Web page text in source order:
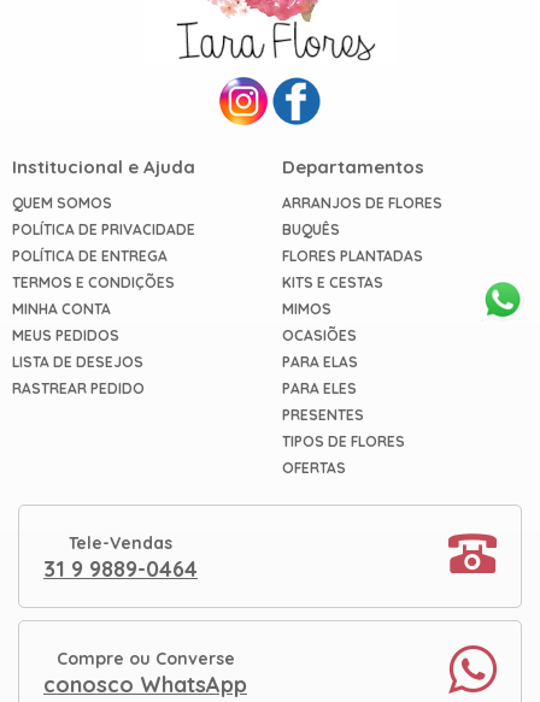
Institucional e Ajuda
QUEM SOMOS
POLÍTICA DE PRIVACIDADE
POLÍTICA DE ENTREGA
TERMOS E CONDIÇÕES
MINHA CONTA
MEUS PEDIDOS
LISTA DE DESEJOS
RASTREAR PEDIDO
Departamentos
ARRANJOS DE FLORES
BUQUÊS
FLORES PLANTADAS
KITS E CESTAS
MIMOS
OCASIÕES
PARA ELAS
PARA ELES
PRESENTES
TIPOS DE FLORES
OFERTAS
Tele-Vendas
31 9 9889-0464
Compre ou Converse
conosco WhatsApp